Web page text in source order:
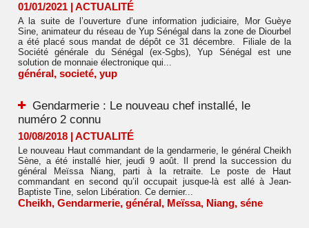
01/01/2021 | ACTUALITÉ
A la suite de l’ouverture d’une information judiciaire, Mor Guèye
Sine, animateur du réseau de Yup Sénégal dans la zone de Diourbel
a été placé sous mandat de dépôt ce 31 décembre. Filiale de la
Société générale du Sénégal (ex-Sgbs), Yup Sénégal est une
solution de monnaie électronique qui...
général, societé, yup
Gendarmerie : Le nouveau chef installé, le
numéro 2 connu
10/08/2018 | ACTUALITÉ
​Le nouveau Haut commandant de la gendarmerie, le général Cheikh
Sène, a été installé hier, jeudi 9 août. Il prend la succession du
général Meïssa Niang, parti à la retraite. Le poste de Haut
commandant en second qu’il occupait jusque-là est allé à Jean-
Baptiste Tine, selon Libération. Ce dernier...
Cheikh, Gendarmerie, général, Meïssa, Niang, séne